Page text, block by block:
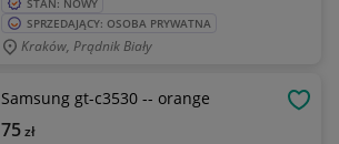
STAN: NOWY
SPRZEDAJĄCY: OSOBA PRYWATNA
Kraków, Prądnik Biały
Samsung gt-c3530 -- orange
75zł